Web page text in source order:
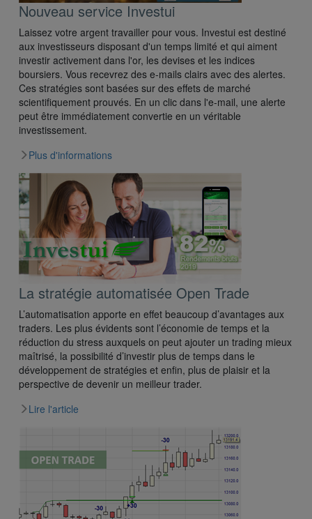
Nouveau service Investui
Laissez votre argent travailler pour vous. Investui est destiné
aux investisseurs disposant d'un temps limité et qui aiment
investir activement dans l'or, les devises et les indices
boursiers. Vous recevrez des e-mails clairs avec des alertes.
Ces stratégies sont basées sur des effets de marché
scientifiquement prouvés. En un clic dans l'e-mail, une alerte
peut être immédiatement convertie en un véritable
investissement.
Plus d'informations
La stratégie automatisée Open Trade
L’automatisation apporte en effet beaucoup d’avantages aux
traders. Les plus évidents sont l’économie de temps et la
réduction du stress auxquels on peut ajouter un trading mieux
maîtrisé, la possibilité d’investir plus de temps dans le
développement de stratégies et enfin, plus de plaisir et la
perspective de devenir un meilleur trader.
Lire l'article